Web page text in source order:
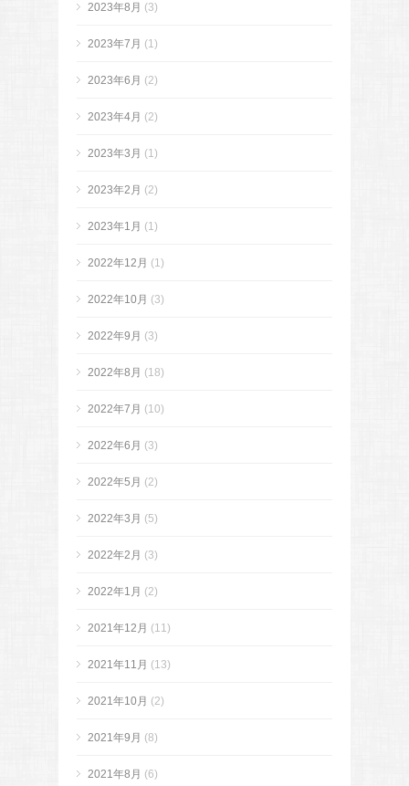
2023年8月 (3)
2023年7月 (1)
2023年6月 (2)
2023年4月 (2)
2023年3月 (1)
2023年2月 (2)
2023年1月 (1)
2022年12月 (1)
2022年10月 (3)
2022年9月 (3)
2022年8月 (18)
2022年7月 (10)
2022年6月 (3)
2022年5月 (2)
2022年3月 (5)
2022年2月 (3)
2022年1月 (2)
2021年12月 (11)
2021年11月 (13)
2021年10月 (2)
2021年9月 (8)
2021年8月 (6)